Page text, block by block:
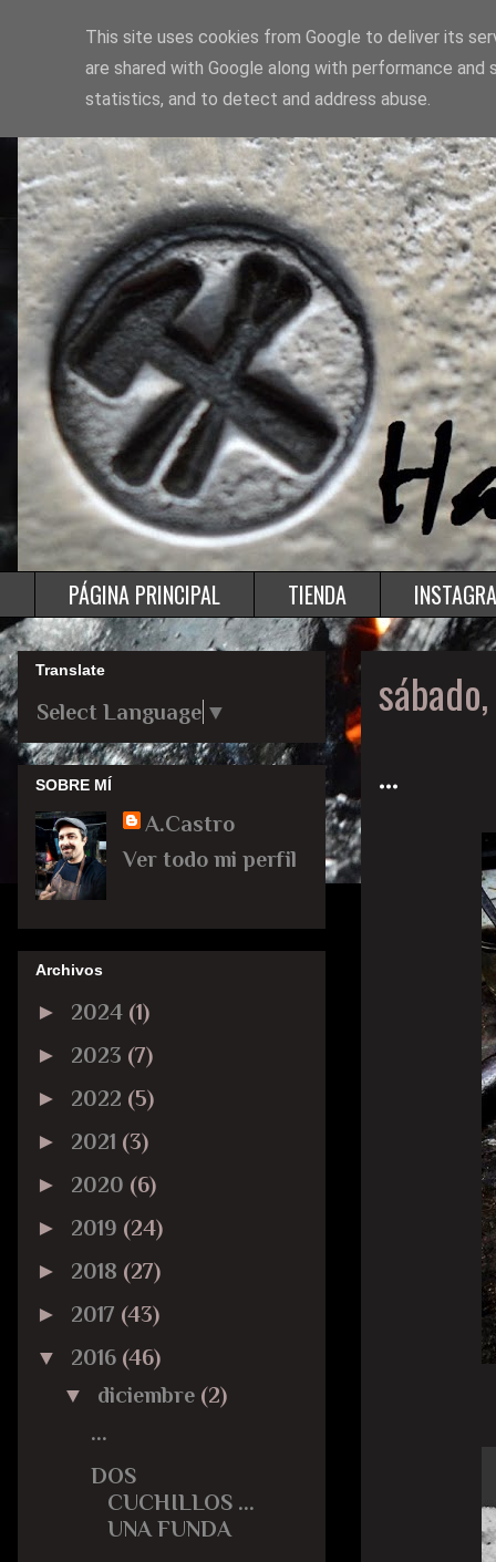
PÁGINA PRINCIPAL TIENDA
...
Translate
Select Language ▼
SOBRE MÍ
A.Castro
Ver todo mi perfil
Archivos
► 2024 (1)
► 2023 (7)
► 2022 (5)
► 2021 (3)
► 2020 (6)
► 2019 (24)
► 2018 (27)
► 2017 (43)
▼ 2016 (46)
▼ diciembre (2)
...
DOS
CUCHILLOS ...
UNA FUNDA
This site uses cookies from Google to deliver its
are shared with Google along with performance
statistics, and to detect and address abuse.